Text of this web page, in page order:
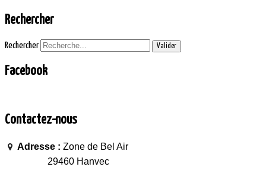
Rechercher
Rechercher Valider
Facebook
Contactez-nous
Adresse : Zone de Bel Air
29460 Hanvec